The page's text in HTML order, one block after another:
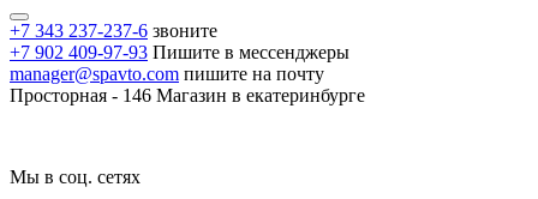
+7 343 237-237-6 звоните
+7 902 409-97-93 Пишите в мессенджеры
manager@spavto.com пишите на почту
Просторная - 146 Магазин в екатеринбурге
Мы в соц. сетях